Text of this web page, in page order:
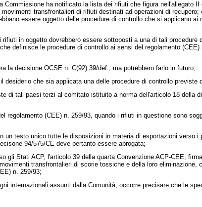
ha notificato la lista dei rifiuti che figura nell'allegato
transfrontalieri di rifiuti destinati ad operazioni di
essere oggetto delle procedure di controllo che si applicano
in oggetto dovrebbero essere sottoposti a una di tali
definisce le procedure di controllo ai sensi del regolamento
decisione OCSE n. C(92) 39/def., ma potrebbero farlo in futuro;
che sia applicata una delle procedure di controllo previste
di tali paesi terzi al comitato istituito a norma dell'articolo 18 della
(CEE) n. 259/93, quando i rifiuti in questione sono
testo unico tutte le disposizioni in materia di esportazioni verso
94/575/CE deve pertanto essere abrogata;
Stati ACP, l'articolo 39 della quarta Convenzione ACP-CEE,
transfrontalieri di scorie tossiche e della loro
n. 259/93;
internazionali assunti dalla Comunità, occorre precisare che le